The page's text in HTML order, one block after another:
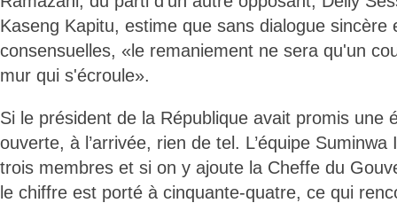
Kaseng Kapitu, estime que sans dialogue sincère
consensuelles, «le remaniement ne sera qu'un
mur qui s'écroule».
Si le président de la République avait promis une
ouverte, à l’arrivée, rien de tel. L’équipe
trois membres et si on y ajoute la Cheffe du
le chiffre est porté à cinquante-quatre, ce qui